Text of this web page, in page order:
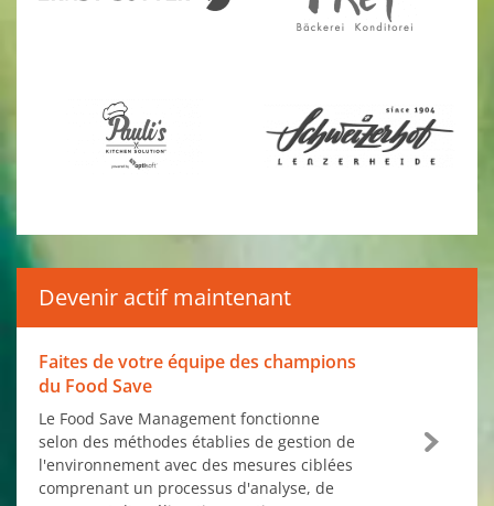
Devenir actif maintenant
Faites de votre équipe des champions
du Food Save
Le Food Save Management fonctionne
selon des méthodes établies de gestion de
l'environnement avec des mesures ciblées
comprenant un processus d'analyse, de